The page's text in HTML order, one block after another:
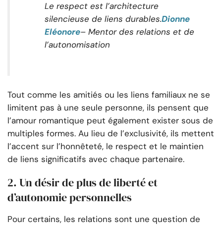
Le respect est l’architecture
silencieuse de liens durables.Dionne
Eléonore– Mentor des relations et de
l’autonomisation
Tout comme les amitiés ou les liens familiaux ne se
limitent pas à une seule personne, ils pensent que
l’amour romantique peut également exister sous de
multiples formes. Au lieu de l’exclusivité, ils mettent
l’accent sur l’honnêteté, le respect et le maintien
de liens significatifs avec chaque partenaire.
2. Un désir de plus de liberté et
d’autonomie personnelles
Pour certains, les relations sont une question de